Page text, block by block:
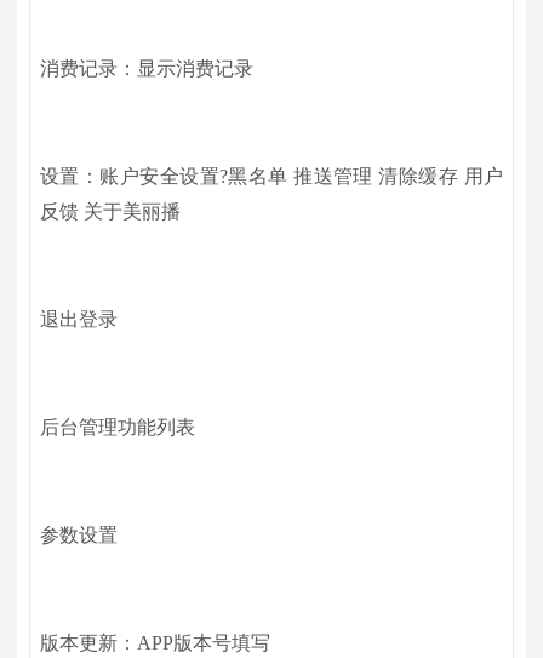
消费记录：显示消费记录
设置：账户安全设置?黑名单 推送管理 清除缓存 用户
反馈 关于美丽播
退出登录
后台管理功能列表
参数设置
版本更新：APP版本号填写